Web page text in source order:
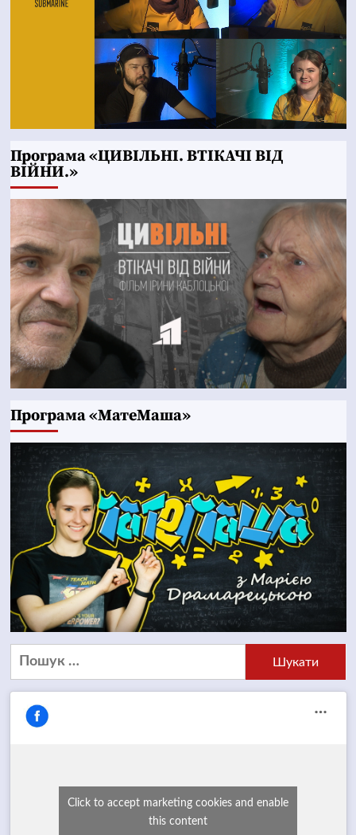
Програма «ЦИВІЛЬНІ. ВТІКАЧІ ВІД
ВІЙНИ.»
Програма «МатеМаша»
Пошук:
Click to accept marketing cookies and enable
this content